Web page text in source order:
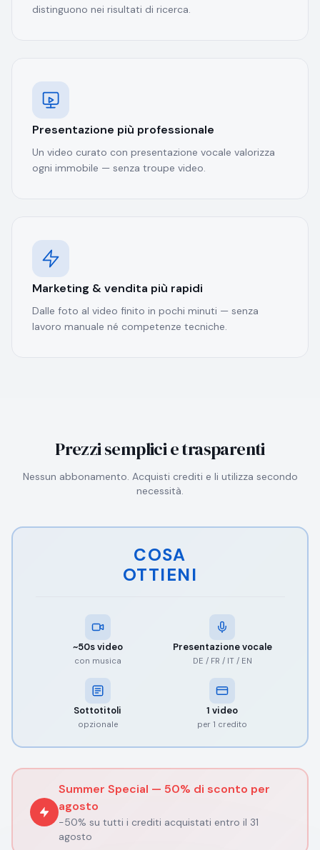
distinguono nei risultati di ricerca.
Presentazione più professionale
Un video curato con presentazione vocale valorizza
ogni immobile — senza troupe video.
Marketing & vendita più rapidi
Dalle foto al video finito in pochi minuti — senza
lavoro manuale né competenze tecniche.
Prezzi semplici e trasparenti
Nessun abbonamento. Acquisti crediti e li utilizza secondo
necessità.
COSA
OTTIENI
~50s video
con musica
Presentazione vocale
DE / FR / IT / EN
Sottotitoli
opzionale
1 video
per 1 credito
Summer Special — 50% di sconto per
agosto
-50% su tutti i crediti acquistati entro il 31
agosto